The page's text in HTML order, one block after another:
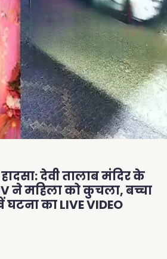
देवी तालाब मंदिर के
ने महिला को कुचला, बच्चा
का LIVE VIDEO